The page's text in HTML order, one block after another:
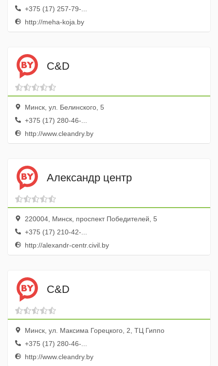
+375 (17) 257-79-...
http://meha-koja.by
C&D
Минск, ул. Белинского, 5
+375 (17) 280-46-...
http://www.cleandry.by
Александр центр
220004, Минск, проспект Победителей, 5
+375 (17) 210-42-...
http://alexandr-centr.civil.by
C&D
Минск, ул. Максима Горецкого, 2, ТЦ Гиппо
+375 (17) 280-46-...
http://www.cleandry.by